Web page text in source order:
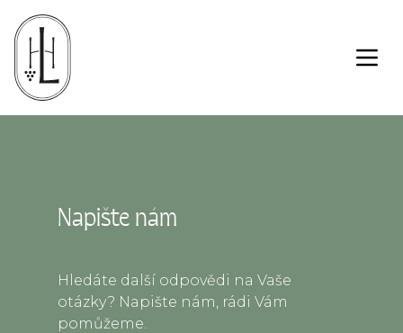
Napište nám
Hledáte další odpovědi na Vaše
otázky? Napište nám, rádi Vám
pomůžeme.